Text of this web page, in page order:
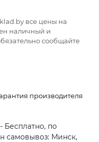
все цены на
наличный и
сообщайте
производителя
Бесплатно, по
самовывоз: Минск,